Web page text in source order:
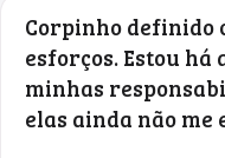
Corpinho definido
esforços. Estou há
minhas
elas ainda não